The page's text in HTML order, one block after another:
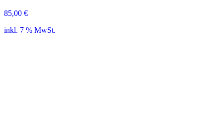
85,00 €
inkl. 7 % MwSt.